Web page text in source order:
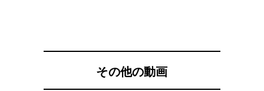
その他の動画